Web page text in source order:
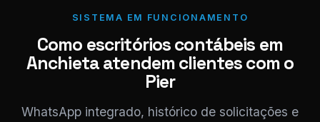
SISTEMA EM FUNCIONAMENTO
Como escritórios contábeis em
Anchieta atendem clientes com o
Pier
WhatsApp integrado, histórico de solicitações e